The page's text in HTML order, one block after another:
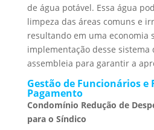
de água potável. Essa água
limpeza das áreas comuns e
resultando em uma economia
implementação desse sistema
assembleia para garantir a
Gestão de Funcionários e
Pagamento
Condomínio Redução de
para o Síndico